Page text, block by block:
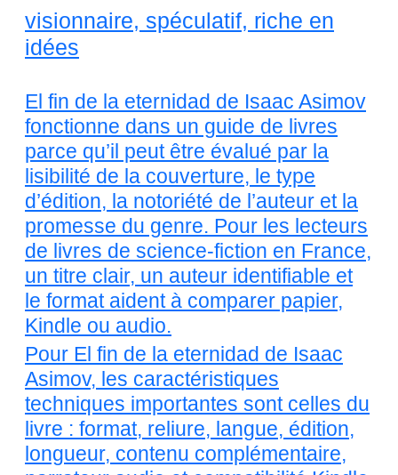
visionnaire, spéculatif, riche en
idées
El fin de la eternidad de Isaac Asimov
fonctionne dans un guide de livres
parce qu’il peut être évalué par la
lisibilité de la couverture, le type
d’édition, la notoriété de l’auteur et la
promesse du genre. Pour les lecteurs
de livres de science-fiction en France,
un titre clair, un auteur identifiable et
le format aident à comparer papier,
Kindle ou audio.
Pour El fin de la eternidad de Isaac
Asimov, les caractéristiques
techniques importantes sont celles du
livre : format, reliure, langue, édition,
longueur, contenu complémentaire,